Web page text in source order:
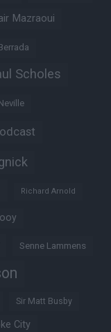
Mazraoui
Scholes
Richard Arnold
Senne Lammens
Sir Matt Busby
City